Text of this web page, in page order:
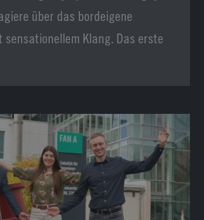
über das bordeigene
sensationellem Klang. Das erste